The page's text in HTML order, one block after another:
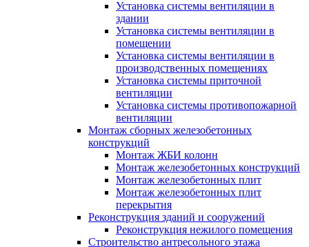
Установка системы вентиляции в
здании
Установка системы вентиляции в
помещении
Установка системы вентиляции в
производственных помещениях
Установка системы приточной
вентиляции
Установка системы противопожарной
вентиляции
Монтаж сборных железобетонных
конструкций
Монтаж ЖБИ колонн
Монтаж железобетонных конструкций
Монтаж железобетонных плит
Монтаж железобетонных плит
перекрытия
Реконструкция зданий и сооружений
Реконструкция нежилого помещения
Строительство антресольного этажа